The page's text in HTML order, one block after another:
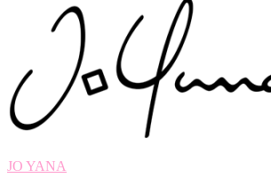
JO YANA